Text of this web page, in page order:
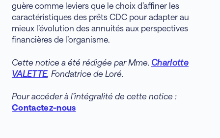
guère comme leviers que le choix d’affiner les
caractéristiques des prêts CDC pour adapter au
mieux l’évolution des annuités aux perspectives
financières de l’organisme.
Cette notice a été rédigée par Mme. Charlotte
VALETTE, Fondatrice de Loré.
Pour accéder à l’intégralité de cette notice :
Contactez-nous